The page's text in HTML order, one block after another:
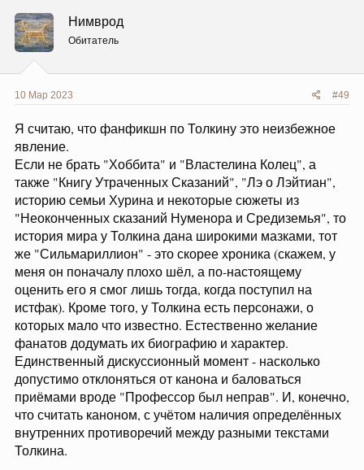
Нимврод
Обитатель
10 Мар 2023 #49
Я считаю, что фанфикшн по Толкину это неизбежное
явление.
Если не брать "Хоббита" и "Властелина Колец", а
также "Книгу Утраченных Сказаний", "Лэ о Лэйтиан",
историю семьи Хурина и некоторые сюжеты из
"Неоконченных сказаний Нуменора и Средиземья", то
история мира у Толкина дана широкими мазками, тот
же "Сильмариллион" - это скорее хроника (скажем, у
меня он поначалу плохо шёл, а по-настоящему
оценить его я смог лишь тогда, когда поступил на
истфак). Кроме того, у Толкина есть персонажи, о
которых мало что известно. Естественно желание
фанатов додумать их биографию и характер.
Единственный дискуссионный момент - насколько
допустимо отклоняться от канона и баловаться
приёмами вроде "Профессор был неправ". И, конечно,
что считать каноном, с учётом наличия определённых
внутренних противоречий между разными текстами
Толкина.